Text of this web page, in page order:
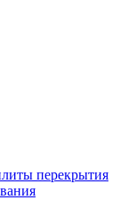
перекрытия